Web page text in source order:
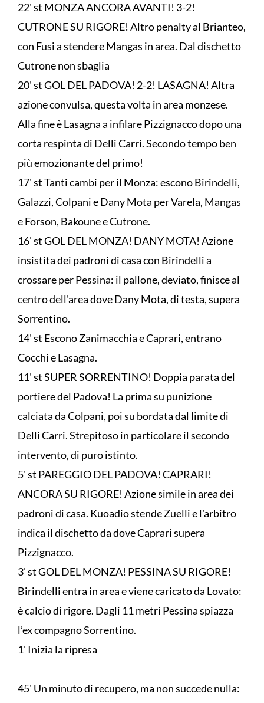
22' st MONZA ANCORA AVANTI! 3-2!
CUTRONE SU RIGORE! Altro penalty al Brianteo,
con Fusi a stendere Mangas in area. Dal dischetto
Cutrone non sbaglia
20' st GOL DEL PADOVA! 2-2! LASAGNA! Altra
azione convulsa, questa volta in area monzese.
Alla fine è Lasagna a infilare Pizzignacco dopo una
corta respinta di Delli Carri. Secondo tempo ben
più emozionante del primo!
17' st Tanti cambi per il Monza: escono Birindelli,
Galazzi, Colpani e Dany Mota per Varela, Mangas
e Forson, Bakoune e Cutrone.
16' st GOL DEL MONZA! DANY MOTA! Azione
insistita dei padroni di casa con Birindelli a
crossare per Pessina: il pallone, deviato, finisce al
centro dell'area dove Dany Mota, di testa, supera
Sorrentino.
14' st Escono Zanimacchia e Caprari, entrano
Cocchi e Lasagna.
11' st SUPER SORRENTINO! Doppia parata del
portiere del Padova! La prima su punizione
calciata da Colpani, poi su bordata dal limite di
Delli Carri. Strepitoso in particolare il secondo
intervento, di puro istinto.
5' st PAREGGIO DEL PADOVA! CAPRARI!
ANCORA SU RIGORE! Azione simile in area dei
padroni di casa. Kuoadio stende Zuelli e l'arbitro
indica il dischetto da dove Caprari supera
Pizzignacco.
3' st GOL DEL MONZA! PESSINA SU RIGORE!
Birindelli entra in area e viene caricato da Lovato:
è calcio di rigore. Dagli 11 metri Pessina spiazza
l’ex compagno Sorrentino.
1' Inizia la ripresa
45' Un minuto di recupero, ma non succede nulla: